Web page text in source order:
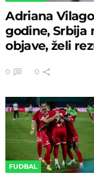
Adriana
godine, Srbija
objave, želi
0 0
FUDBAL